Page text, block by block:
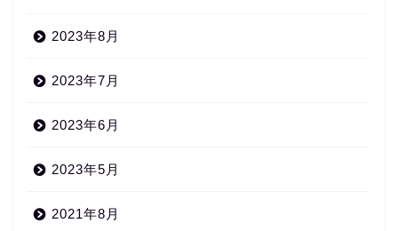
2023年8月
2023年7月
2023年6月
2023年5月
2021年8月